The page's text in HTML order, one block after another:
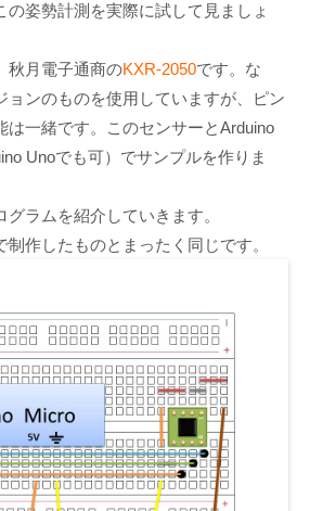
の姿勢計測を実際に試して見ましょ
秋月電子通商のKXR-2050です。な
ョンのものを使用していますが、ピン
は一緒です。このセンサーとArduino
Unoでも可）でサンプルを作りま
ラムを紹介していきます。
制作したものとまったく同じです。